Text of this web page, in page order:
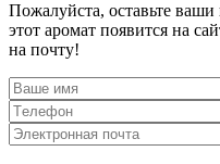
Пожалуйста, оставьте
этот аромат появится на
на почту!